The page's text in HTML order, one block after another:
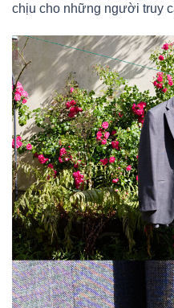
chịu cho những người truy